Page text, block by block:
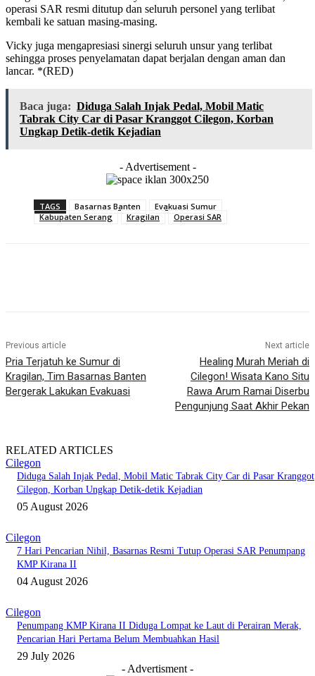
operasi SAR resmi ditutup dan seluruh personel yang terlibat
kembali ke satuan masing-masing.
Vicky juga mengapresiasi sinergi seluruh unsur yang terlibat
sehingga proses penyelamatan dapat berjalan dengan aman dan
lancar. *(RED)
Baca juga: Diduga Salah Injak Pedal, Mobil Matic
Tabrak City Car di Pasar Kranggot Cilegon, Korban
Ungkap Detik-detik Kejadian
- Advertisement -
TAGS Basarnas Banten
Evakuasi Sumur
Kabupaten Serang
Kragilan Operasi SAR
Previous article
Pria Terjatuh ke Sumur di
Kragilan, Tim Basarnas Banten
Bergerak Lakukan Evakuasi
Next article
Healing Murah Meriah di
Cilegon! Wisata Kano Situ
Rawa Arum Ramai Diserbu
Pengunjung Saat Akhir Pekan
RELATED ARTICLES
Cilegon
Diduga Salah Injak Pedal, Mobil Matic Tabrak City Car di Pasar Kranggot
Cilegon, Korban Ungkap Detik-detik Kejadian
05 August 2026
Cilegon
7 Hari Pencarian Nihil, Basarnas Resmi Tutup Operasi SAR Penumpang
KMP Kirana II
04 August 2026
Cilegon
Penumpang KMP Kirana II Diduga Lompat ke Laut di Perairan Merak,
Pencarian Hari Pertama Belum Membuahkan Hasil
29 July 2026
- Advertisment -